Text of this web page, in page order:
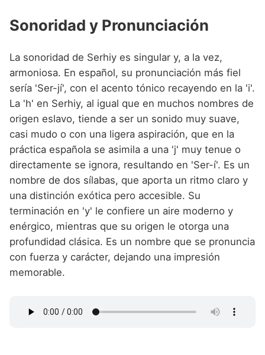
Sonoridad y Pronunciación
La sonoridad de Serhiy es singular y, a la vez,
armoniosa. En español, su pronunciación más fiel
sería 'Ser-jí', con el acento tónico recayendo en la 'i'.
La 'h' en Serhiy, al igual que en muchos nombres de
origen eslavo, tiende a ser un sonido muy suave,
casi mudo o con una ligera aspiración, que en la
práctica española se asimila a una 'j' muy tenue o
directamente se ignora, resultando en 'Ser-í'. Es un
nombre de dos sílabas, que aporta un ritmo claro y
una distinción exótica pero accesible. Su
terminación en 'y' le confiere un aire moderno y
enérgico, mientras que su origen le otorga una
profundidad clásica. Es un nombre que se pronuncia
con fuerza y carácter, dejando una impresión
memorable.